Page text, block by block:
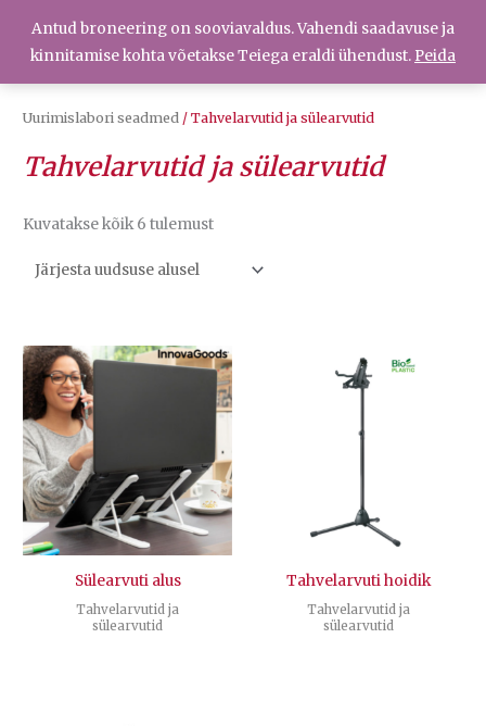
Antud broneering on sooviavaldus. Vahendi saadavuse ja
kinnitamise kohta võetakse Teiega eraldi ühendust. Peida
content
Menüü
Menüü
Uurimislabori seadmed / Tahvelarvutid ja sülearvutid
Tahvelarvutid ja sülearvutid
Kuvatakse kõik 6 tulemustSorditud
Sülearvuti alus
Tahvelarvutid ja
sülearvutid
Tahvelarvuti hoidik
Tahvelarvutid ja
sülearvutid